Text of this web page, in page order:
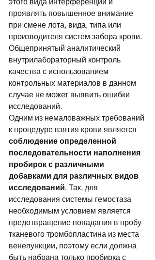
этого вида интерференции и
проявлять повышенное внимание
при смене лота, вида, типа или
производителя систем забора крови.
Общепринятый аналитический
внутрилабораторный контроль
качества с использованием
контрольных материалов в данном
случае не может выявить ошибки
исследований.
Одним из немаловажных требований
к процедуре взятия крови является
соблюдение определенной
последовательности наполнения
пробирок с различными
добавками для различных видов
исследований. Так, для
исследования системы гемостаза
необходимым условием является
предотвращение попадания в пробу
тканевого тромбопластина из места
венепункции, поэтому если должна
быть набрана только пробирка с